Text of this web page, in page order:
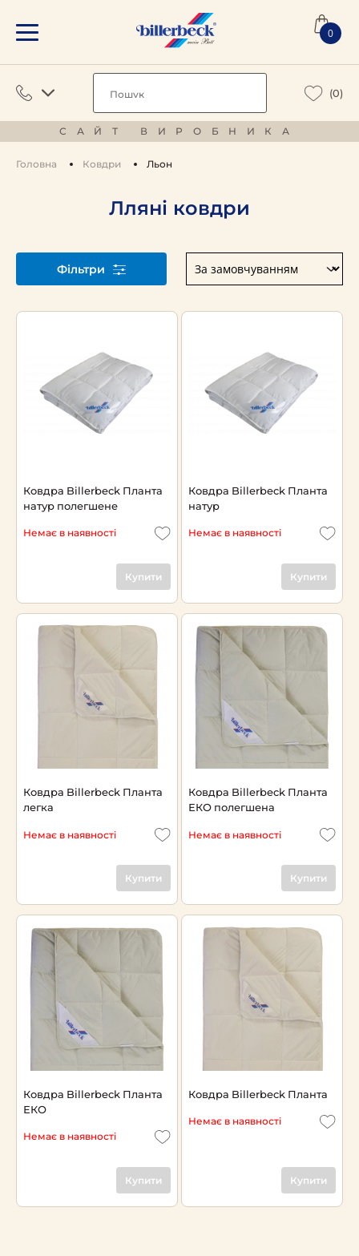
0
(0)
САЙТ ВИРОБНИКА
Головна Ковдри Льон
Лляні ковдри
Фільтри
Ковдра Billerbeck Планта
натур полегшене
Немає в наявності
Купити
Ковдра Billerbeck Планта
натур
Немає в наявності
Купити
Ковдра Billerbeck Планта
легка
Немає в наявності
Купити
Ковдра Billerbeck Планта
ЕКО полегшена
Немає в наявності
Купити
Ковдра Billerbeck Планта
ЕКО
Немає в наявності
Купити
Ковдра Billerbeck Планта
Немає в наявності
Купити